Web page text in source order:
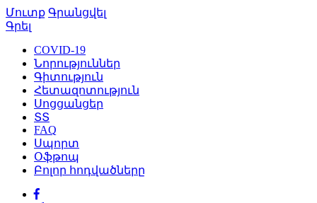
Մուտք Գրանցվել
Գրել
COVID-19
Նորություններ
Գիտություն
Հետազոտություն
Սոցցանցեր
ՏՏ
FAQ
Սպորտ
Օֆթոպ
Բոլոր հոդվածները